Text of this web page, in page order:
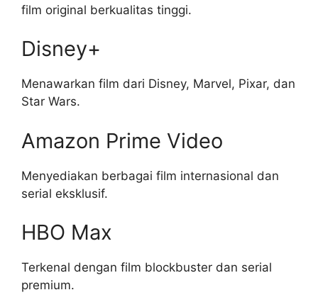
film original berkualitas tinggi.
Disney+
Menawarkan film dari Disney, Marvel, Pixar, dan
Star Wars.
Amazon Prime Video
Menyediakan berbagai film internasional dan
serial eksklusif.
HBO Max
Terkenal dengan film blockbuster dan serial
premium.